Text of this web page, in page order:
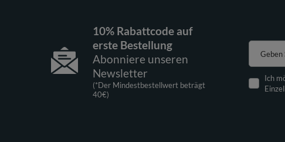
10% Rabattcode auf
erste Bestellung
Abonniere unseren
Newsletter
(*Der Mindestbestellwert beträgt
40€)
Geben
Ich